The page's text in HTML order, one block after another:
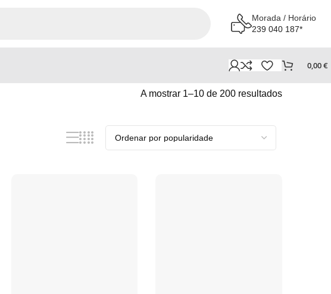
Morada / Horário
239 040 187*
0,00€
A mostrar 1–10 de 200 resultados